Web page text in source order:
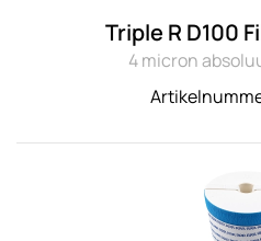
Triple R D100
4 micron